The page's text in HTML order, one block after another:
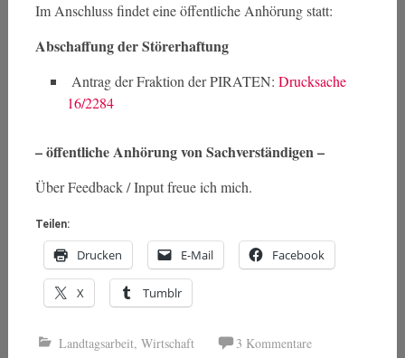
Im Anschluss findet eine öffentliche Anhörung statt:
Abschaffung der Störerhaftung
Antrag der Fraktion der PIRATEN: Drucksache
16/2284
– öffentliche Anhörung von Sachverständigen –
Über Feedback / Input freue ich mich.
Teilen:
Drucken E-Mail Facebook
X Tumblr
Landtagsarbeit, Wirtschaft 3 Kommentare